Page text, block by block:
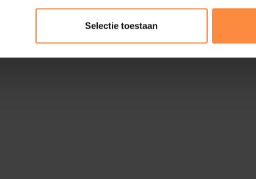
Selectie toestaan